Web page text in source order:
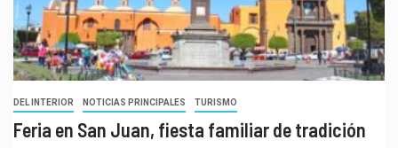
DEL INTERIOR NOTICIAS PRINCIPALES TURISMO
Feria en San Juan, fiesta familiar de tradición